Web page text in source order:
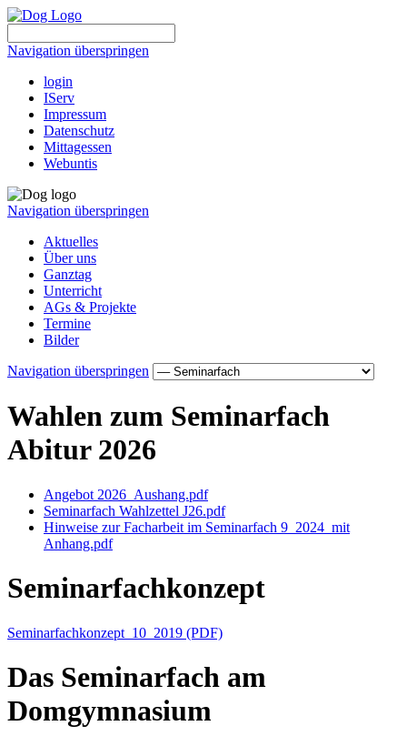
Navigation überspringen
login
IServ
Impressum
Datenschutz
Mittagessen
Webuntis
Navigation überspringen
Aktuelles
Über uns
Ganztag
Unterricht
AGs & Projekte
Termine
Bilder
Navigation überspringen
Wahlen zum Seminarfach
Abitur 2026
Angebot 2026_Aushang.pdf
Seminarfach Wahlzettel J26.pdf
Hinweise zur Facharbeit im Seminarfach 9_2024_mit
Anhang.pdf
Seminarfachkonzept
Seminarfachkonzept_10_2019 (PDF)
Das Seminarfach am
Domgymnasium